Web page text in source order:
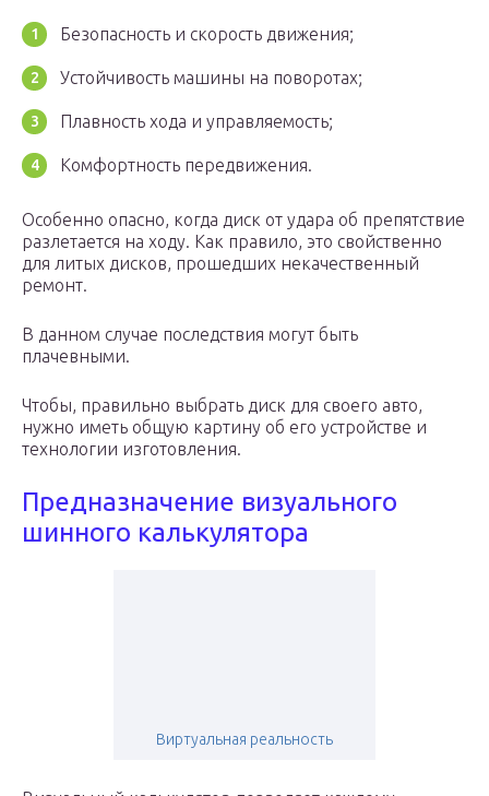
Безопасность и скорость движения;
Устойчивость машины на поворотах;
Плавность хода и управляемость;
Комфортность передвижения.
Особенно опасно, когда диск от удара об препятствие
разлетается на ходу. Как правило, это свойственно
для литых дисков, прошедших некачественный
ремонт.
В данном случае последствия могут быть
плачевными.
Чтобы, правильно выбрать диск для своего авто,
нужно иметь общую картину об его устройстве и
технологии изготовления.
Предназначение визуального
шинного калькулятора
Виртуальная реальность